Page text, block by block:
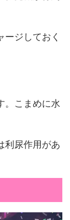
ジしておく
。こまめに水
利尿作用があ